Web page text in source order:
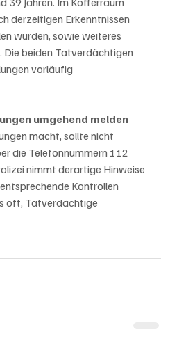
derzeitigen Erkenntnissen
wurden, sowie weiteres
beiden Tatverdächtigen
vorläufig
umgehend melden
macht, sollte nicht
die Telefonnummern 112
nimmt derartige Hinweise
Kontrollen
oft, Tatverdächtige